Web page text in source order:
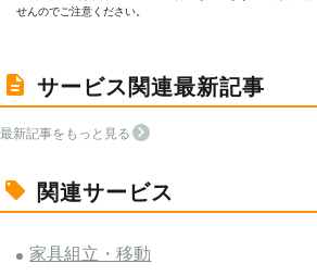
せんのでご注意ください。
サービス関連最新記事
最新記事をもっと見る
関連サービス
家具組立・移動